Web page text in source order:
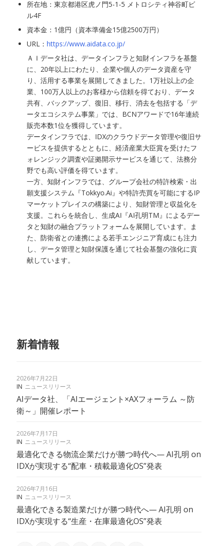
所在地：東京都港区虎ノ門5-1-5 メトロシティ神谷町ビ
ル4F
資本金：1億円（資本準備金15億2500万円）
URL： https://www.aidata.co.jp/
ＡＩデータ社は、データインフラと知財インフラを基盤
に、20年以上にわたり、企業や個人のデータ資産を守
り、活用する事業を展開してきました。1万社以上の企
業、100万人以上のお客様から信頼を得ており、データ
共有、バックアップ、復旧、移行、消去を包括する「デ
ータエコシステム事業」では、BCNアワードで16年連続
販売本数1位を獲得しています。
データインフラでは、IDXのクラウドデータ管理や復旧サ
ービスを提供するとともに、経済産業大臣賞を受けたフ
ォレンジック調査や証拠開示サービスを通じて、法務分
野でも高い評価を得ています。
一方、知財インフラでは、グループ会社の特許検索・出
願支援システム『Tokkyo.Ai』や特許売買を可能にするIP
マーケットプレイスの構築により、知財管理と収益化を
支援。これらを統合し、生成AI『AI孔明TM』によるデー
タと知財の融合プラットフォームを展開しています。ま
た、防衛省との連携による若手エンジニア育成にも注力
し、データ管理と知財保護を通じて社会基盤の強化に貢
献しています。
新着情報
2026年7月22日
IN ニュースリリース
AIデータ社、「AIエージェント×AXフォーラム ～防
衛～」開催レポート
2026年7月17日
IN ニュースリリース
最適化できる物流企業だけが勝つ時代へ— AI孔明 on
IDXが実現する“配車・積載最適化OS”発表
2026年7月16日
IN ニュースリリース
最適化できる製造業だけが勝つ時代へ— AI孔明 on
IDXが実現する“生産・在庫最適化OS”発表